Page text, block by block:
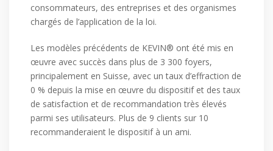
consommateurs, des entreprises et des organismes
chargés de l’application de la loi.
Les modèles précédents de KEVIN® ont été mis en
œuvre avec succès dans plus de 3 300 foyers,
principalement en Suisse, avec un taux d’effraction de
0 % depuis la mise en œuvre du dispositif et des taux
de satisfaction et de recommandation très élevés
parmi ses utilisateurs. Plus de 9 clients sur 10
recommanderaient le dispositif à un ami.